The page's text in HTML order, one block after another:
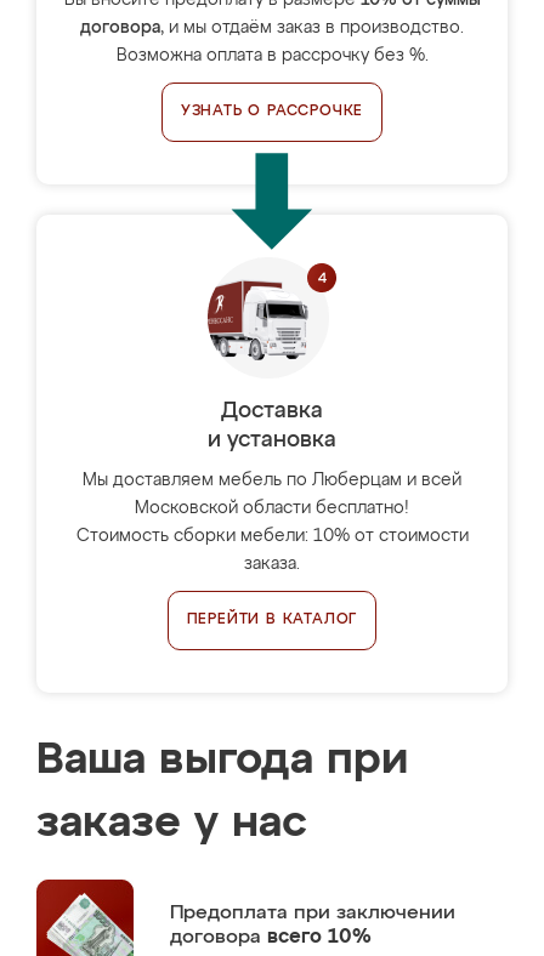
договора, и мы отдаём заказ в производство.
Возможна оплата в рассрочку без %.
УЗНАТЬ О РАССРОЧКЕ
Доставка
и установка
Мы доставляем мебель по Люберцам и всей
Московской области бесплатно!
Стоимость сборки мебели: 10% от стоимости
заказа.
ПЕРЕЙТИ В КАТАЛОГ
Ваша выгода при
заказе у нас
Предоплата при заключении
договора всего 10%